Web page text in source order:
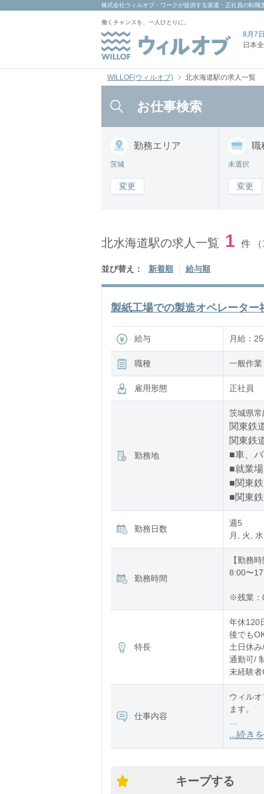
株式会社ウィルオブ・ワーク が提供する派遣・正社員の転
働くチャンスを、一人ひとりに。
8月7
日本
WILLOF(ウィルオブ) 北水海道駅の求人一覧
お仕事検索
勤務エリア
茨城
変更
職
未選択
変更
北水海道駅の求人一覧 1 件
並び替え： 新着順 給与順
製紙工場での製造オペレーター
給与 月給：
職種 一般作業
雇用形態 正社員
勤務地
茨城県常
関東鉄
関東鉄
■車、
■就業
■関東
■関東
勤務日数
週5
月, 火,
勤務時間
【勤務
8:00〜
※残業：
特長
年休120
後でも
土日休
通勤可/
未経験
仕事内容
ウィル
ます。
▼配属
・
...続き
キープする